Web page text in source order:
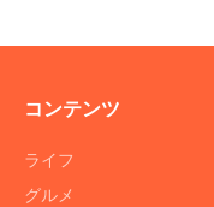
コンテンツ
ライフ
グルメ